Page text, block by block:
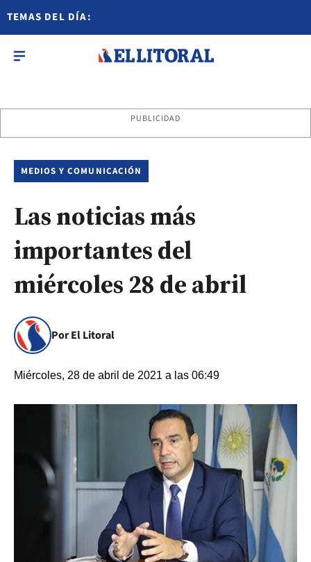
TEMAS DEL DÍA:
PUBLICIDAD
MEDIOS Y COMUNICACIÓN
Las noticias más
importantes del
miércoles 28 de abril
Por El Litoral
Miércoles, 28 de abril de 2021 a las 06:49